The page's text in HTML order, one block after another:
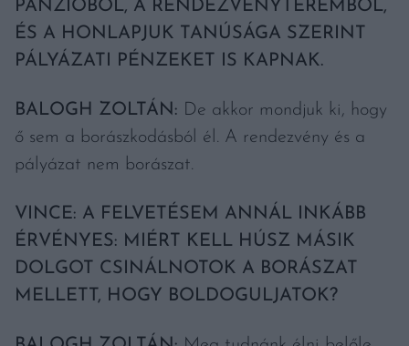
PANZIÓBÓL, A RENDEZVÉNYTEREMBŐL,
ÉS A HONLAPJUK TANÚSÁGA SZERINT
PÁLYÁZATI PÉNZEKET IS KAPNAK.
BALOGH ZOLTÁN: De akkor mondjuk ki, hogy
ő sem a borászkodásból él. A rendezvény és a
pályázat nem borászat.
VINCE: A FELVETÉSEM ANNÁL INKÁBB
ÉRVÉNYES: MIÉRT KELL HÚSZ MÁSIK
DOLGOT CSINÁLNOTOK A BORÁSZAT
MELLETT, HOGY BOLDOGULJATOK?